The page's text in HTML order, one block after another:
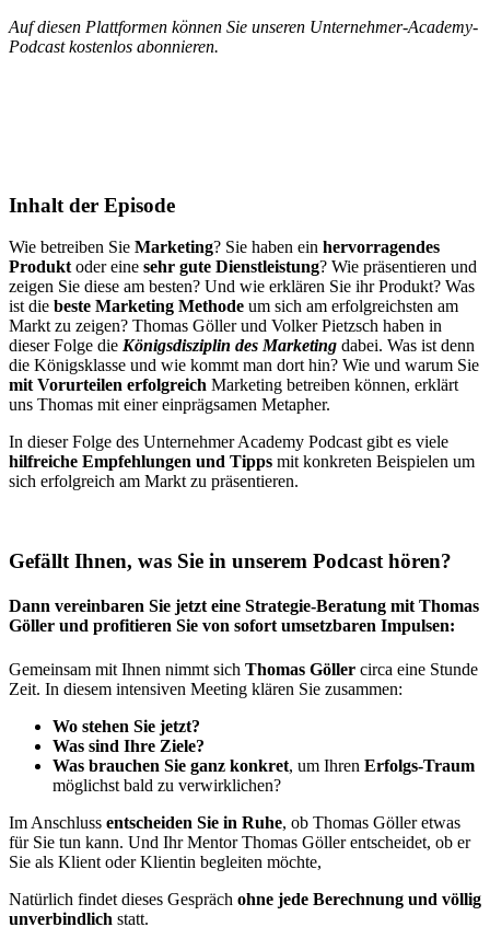
Auf diesen Plattformen können Sie unseren Unternehmer-Academy-
Podcast kostenlos abonnieren.
Inhalt der Episode
Wie betreiben Sie Marketing? Sie haben ein hervorragendes
Produkt oder eine sehr gute Dienstleistung? Wie präsentieren und
zeigen Sie diese am besten? Und wie erklären Sie ihr Produkt? Was
ist die beste Marketing Methode um sich am erfolgreichsten am
Markt zu zeigen? Thomas Göller und Volker Pietzsch haben in
dieser Folge die Königsdisziplin des Marketing dabei. Was ist denn
die Königsklasse und wie kommt man dort hin? Wie und warum Sie
mit Vorurteilen erfolgreich Marketing betreiben können, erklärt
uns Thomas mit einer einprägsamen Metapher.
In dieser Folge des Unternehmer Academy Podcast gibt es viele
hilfreiche Empfehlungen und Tipps mit konkreten Beispielen um
sich erfolgreich am Markt zu präsentieren.
Gefällt Ihnen, was Sie in unserem Podcast hören?
Dann vereinbaren Sie jetzt eine Strategie-Beratung mit Thomas
Göller und profitieren Sie von sofort umsetzbaren Impulsen:
Gemeinsam mit Ihnen nimmt sich Thomas Göller circa eine Stunde
Zeit. In diesem intensiven Meeting klären Sie zusammen:
Wo stehen Sie jetzt?
Was sind Ihre Ziele?
Was brauchen Sie ganz konkret, um Ihren Erfolgs-Traum
möglichst bald zu verwirklichen?
Im Anschluss entscheiden Sie in Ruhe, ob Thomas Göller etwas
für Sie tun kann. Und Ihr Mentor Thomas Göller entscheidet, ob er
Sie als Klient oder Klientin begleiten möchte,
Natürlich findet dieses Gespräch ohne jede Berechnung und völlig
unverbindlich statt.